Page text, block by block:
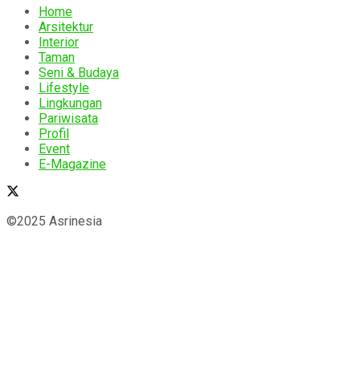
Home
Arsitektur
Interior
Taman
Seni & Budaya
Lifestyle
Lingkungan
Pariwisata
Profil
Event
E-Magazine
©2025 Asrinesia